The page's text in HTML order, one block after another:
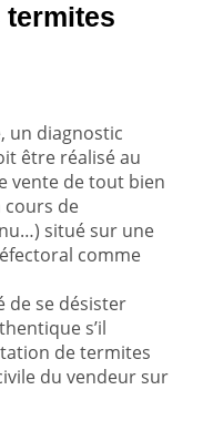
termites
un diagnostic
être réalisé au
vente de tout bien
de
situé sur une
comme
de se désister
s’il
de termites
du vendeur sur